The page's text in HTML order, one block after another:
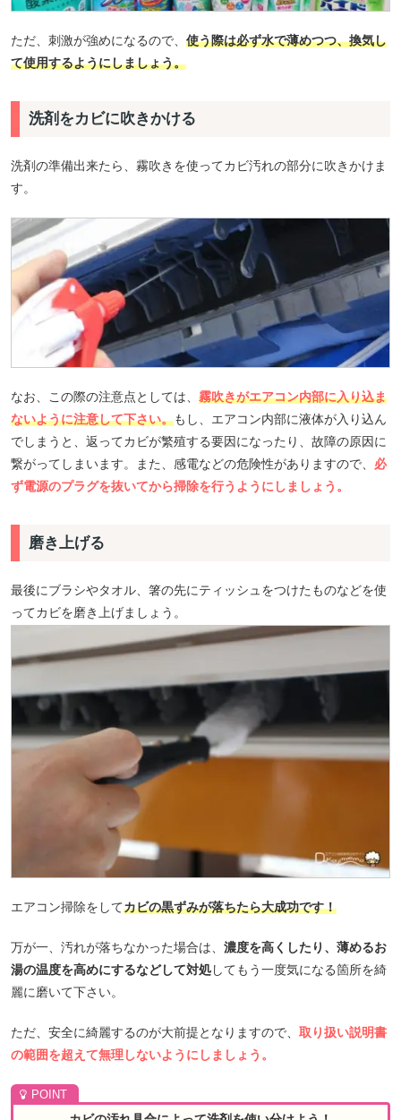
ただ、刺激が強めになるので、 使う際は必ず水で薄めつつ、換気し
て使用するようにしましょう。
洗剤をカビに吹きかける
洗剤の準備出来たら、霧吹きを使ってカビ汚れの部分に吹きかけま
す。
なお、この際の注意点としては、 霧吹きがエアコン内部に入り込ま
ないように注意して下さい。もし、エアコン内部に液体が入り込ん
でしまうと、返ってカビが繁殖する要因になったり、故障の原因に
繋がってしまいます。また、感電などの危険性がありますので、 必
ず電源のプラグを抜いてから掃除を行うようにしましょう。
磨き上げる
最後にブラシやタオル、箸の先にティッシュをつけたものなどを使
ってカビを磨き上げましょう。
エアコン掃除をしてカビの黒ずみが落ちたら大成功です！
万が一、汚れが落ちなかった場合は、 濃度を高くしたり、薄めるお
湯の温度を高めにするなどして対処してもう一度気になる箇所を綺
麗に磨いて下さい。
ただ、安全に綺麗するのが大前提となりますので、 取り扱い説明書
の範囲を超えて無理しないようにしましょう。